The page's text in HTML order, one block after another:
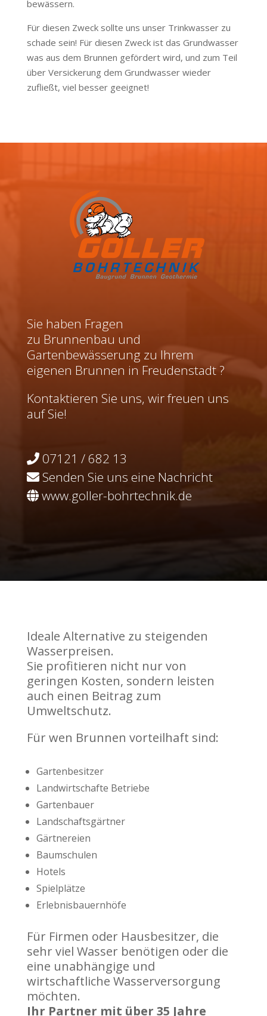
bewässern.
Für diesen Zweck sollte uns unser Trinkwasser zu
schade sein! Für diesen Zweck ist das Grundwasser
was aus dem Brunnen gefördert wird, und zum Teil
über Versickerung dem Grundwasser wieder
zufließt, viel besser geeignet!
Sie haben Fragen
zu Brunnenbau und
Gartenbewässerung zu Ihrem
eigenen Brunnen in Freudenstadt ?
Kontaktieren Sie uns, wir freuen uns
auf Sie!
07121 / 682 13
Senden Sie uns eine Nachricht
www.goller-bohrtechnik.de
Ideale Alternative zu steigenden
Wasserpreisen.
Sie profitieren nicht nur von
geringen Kosten, sondern leisten
auch einen Beitrag zum
Umweltschutz.
Für wen Brunnen vorteilhaft sind:
Gartenbesitzer
Landwirtschafte Betriebe
Gartenbauer
Landschaftsgärtner
Gärtnereien
Baumschulen
Hotels
Spielplätze
Erlebnisbauernhöfe
Für Firmen oder Hausbesitzer, die
sehr viel Wasser benötigen oder die
eine unabhängige und
wirtschaftliche Wasserversorgung
möchten.
Ihr Partner mit über 35 Jahre